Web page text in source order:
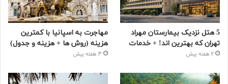
5 هتل نزدیک بیمارستان مهراد
تهران که بهترین‌ اند! + خدمات
2 هفته پیش
مهاجرت به اسپانیا با کمترین
هزینه (روش ها + هزینه و جدول)
3 هفته پیش